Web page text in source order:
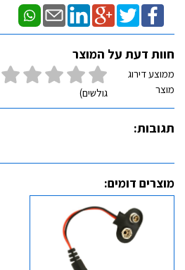
חוות דעת על המוצר
ממוצע דירוג
מוצר
גולשים)
תגובות:
מוצרים דומים: